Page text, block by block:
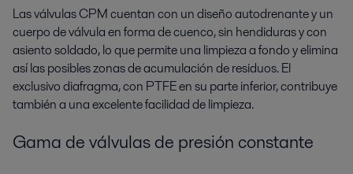
Las válvulas CPM cuentan con un diseño autodrenante y un
cuerpo de válvula en forma de cuenco, sin hendiduras y con
asiento soldado, lo que permite una limpieza a fondo y elimina
así las posibles zonas de acumulación de residuos. El
exclusivo diafragma, con PTFE en su parte inferior, contribuye
también a una excelente facilidad de limpieza.
Gama de válvulas de presión constante